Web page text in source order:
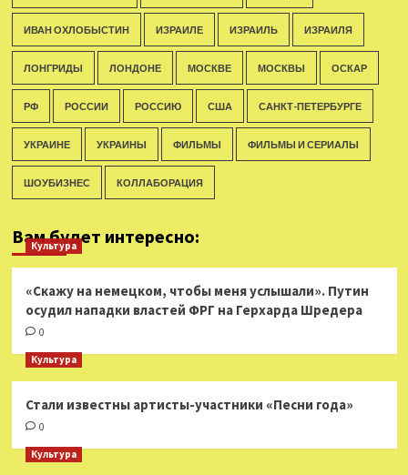
ИВАН ОХЛОБЫСТИН ИЗРАИЛЕ ИЗРАИЛЬ ИЗРАИЛЯ
ЛОНГРИДЫ ЛОНДОНЕ МОСКВЕ МОСКВЫ ОСКАР
РФ РОССИИ РОССИЮ США САНКТ-ПЕТЕРБУРГЕ
УКРАИНЕ УКРАИНЫ ФИЛЬМЫ ФИЛЬМЫ И СЕРИАЛЫ
ШОУБИЗНЕС КОЛЛАБОРАЦИЯ
Вам будет интересно:
Культура
«Скажу на немецком, чтобы меня услышали». Путин
осудил нападки властей ФРГ на Герхарда Шредера
0
Культура
Стали известны артисты-участники «Песни года»
0
Культура